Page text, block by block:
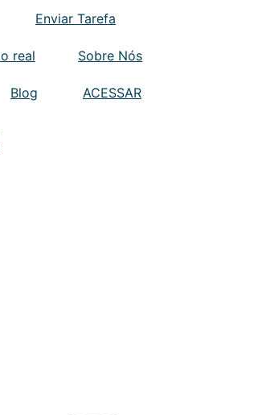
Enviar Tarefa
real Sobre Nós
Blog ACESSAR